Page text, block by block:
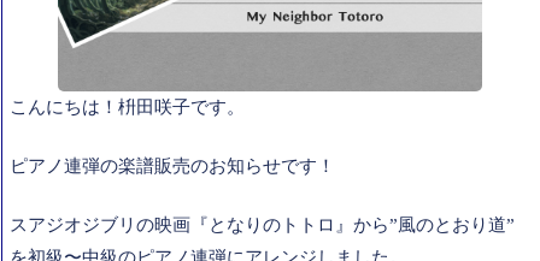
こんにちは！枡田咲子です。
ピアノ連弾の楽譜販売のお知らせです！
スアジオジブリの映画『となりのトトロ』から”風のとおり道”
を初級〜中級のピアノ連弾にアレンジしました。